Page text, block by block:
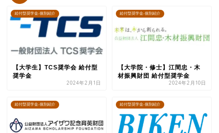
給付型奨学金-個別紹介
【大学生】TCS奨学会 給付型
奨学金
2024年2月1日
給付型奨学金-個別紹介
【大学院・修士】江間忠・木
材振興財団 給付型奨学金
2024年2月10日
給付型奨学金-個別紹介 給付型奨学金-個別紹介